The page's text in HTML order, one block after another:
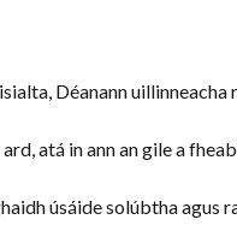
Déanann
atá in ann an gile a
úsáide solúbtha agus